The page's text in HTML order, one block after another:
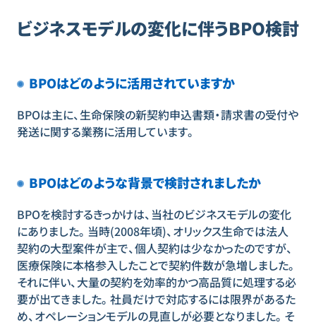
ビジネスモデルの変化に伴うBPO検討
BPOはどのように活用されていますか
BPOは主に、生命保険の新契約申込書類・請求書の受付や
発送に関する業務に活用しています。
BPOはどのような背景で検討されましたか
BPOを検討するきっかけは、当社のビジネスモデルの変化
にありました。当時(2008年頃)、オリックス生命では法人
契約の大型案件が主で、個人契約は少なかったのですが、
医療保険に本格参入したことで契約件数が急増しました。
それに伴い、大量の契約を効率的かつ高品質に処理する必
要が出てきました。社員だけで対応するには限界があるた
め、オペレーションモデルの見直しが必要となりました。そ